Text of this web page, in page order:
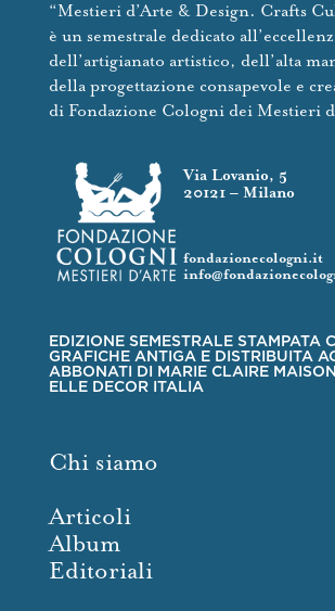
“Mestieri d’Arte & Design. Crafts
è un semestrale dedicato
dell’artigianato artistico, dell’alta
della progettazione consapevole e
di Fondazione Cologni dei Mestieri
Via Lovanio, 5
20121 – Milano
fondazionecologni.it
EDIZIONE SEMESTRALE STAMPATA
GRAFICHE ANTIGA E DISTRIBUITA
ABBONATI DI MARIE CLAIRE
ELLE DECOR ITALIA
Chi siamo
Articoli
Album
Editoriali